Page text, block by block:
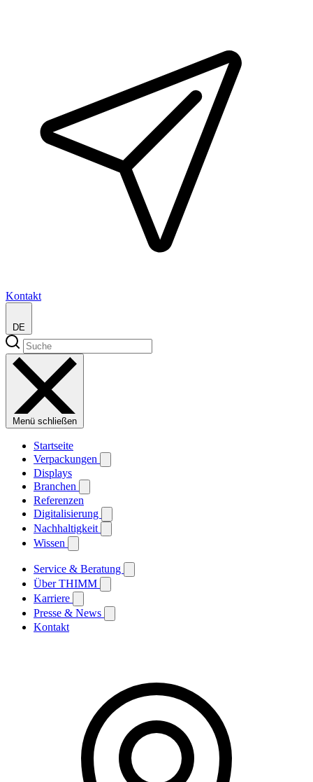
Kontakt
DE
Menü schließen
Startseite
Verpackungen
Displays
Branchen
Referenzen
Digitalisierung
Nachhaltigkeit
Wissen
Service & Beratung
Über THIMM
Karriere
Presse & News
Kontakt